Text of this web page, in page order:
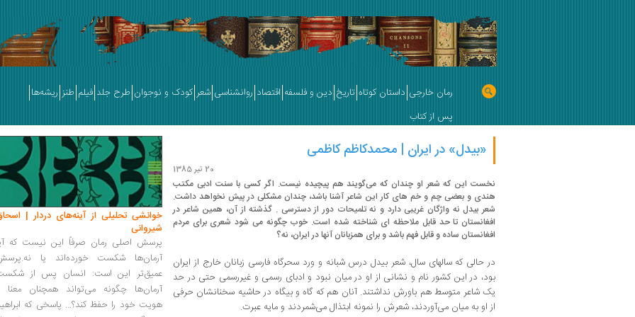
رمان خارجی داستان کوتاه تاریخ دین و فلسفه اقتصاد روانشناسی شعر کودک و نوجوان طرح جلد فیلم طنز ریشه‌ها
پس از کتاب
«بیدل» در ایران | محمدکاظم کاظمی
20 تیر 1385
نخست این که شعر او چندان که می‌گویند هم پیچیده نیست‌. اگر کسی با سنت ادبی مکتب
هندی و بعضی چم و خم های کار این شاعر آشنا باشد، چندان مشکلی در پیش نخواهد داشت‌.
شعر بیدل نه واژگان غریبی دارد و نه تلمیحات دور از دسترسی ‌. گذشته از آن‌، همین شاعر در
افغانستان تا حد قابل ملاحظه ‌ای شناخته شده ‌است‌. خوب چگونه می ‌شود شعری برای مردم
افغانستان ساده و قابل ‌فهم باشد و برای همزبانان آنها در ایران‌، نه‌؟
در حالی که سالهای سال، شعر بیدل درس شبانه و ورد سحرگاه فارسی ‌زبانان خارج از ایران
بود، در این ‌کشور نام و نشانی از او در میان نبود و ادبای رسمی و غیررسمی حتی در حد
یک شاعر متوسط هم باورش نداشتند. آنان هم که گاه و بیگاه در حاشیه سخنانشان حرفی
از او به میان می‌آوردند، شعرش را نمونه ابتذال می‌شمردند و مایه عبرت‌.
خوانشی تحلیلی از آینه‌های دردار |
شیروانی
پرسش اصلی رمان صرفاً این نیست که
آرمان‌ها شکست خورده‌اند یا
عمیق‌تر این است: انسان پس از
آرمان‌ها چگونه می‌تواند همچنان معنا
هویت خود را حفظ کند؟... پاسخی که